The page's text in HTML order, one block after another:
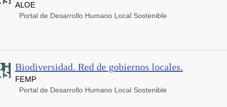
ALOE
Portal de Desarrollo Humano Local Sostenible
Biodiversidad. Red de gobiernos locales.
FEMP
Portal de Desarrollo Humano Local Sostenible